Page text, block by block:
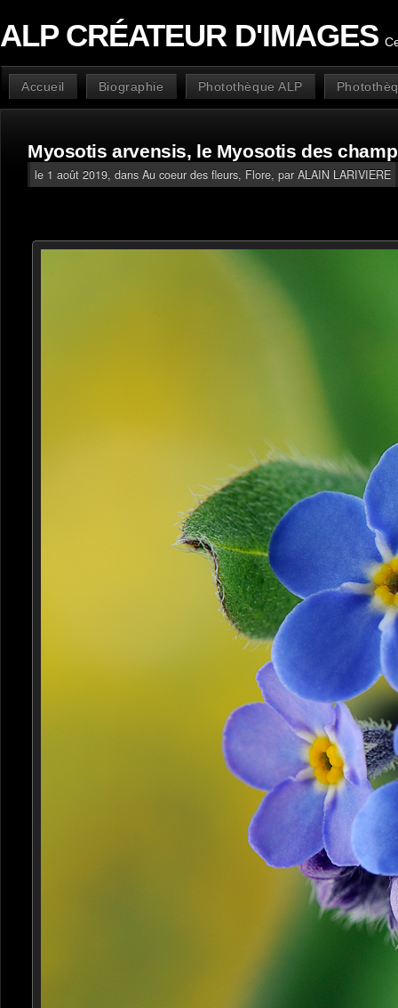
ALP CRÉATEUR D'IMAGES
Accueil Biographie Photothèque ALP
Myosotis arvensis, le Myosotis des
le 1 août 2019, dans Au coeur des fleurs, Flore, par ALAIN LARIVIERE